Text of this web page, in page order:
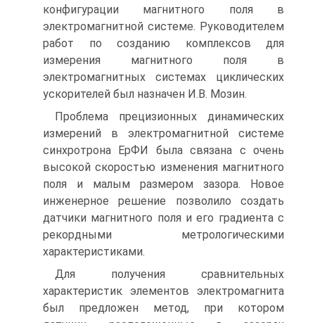
конфигурации магнитного поля в
электромагнитной системе. Руководителем
работ по созданию комплексов для
измерения магнитного поля в
электромагнитных системах циклических
ускорителей был назначен И.В. Мозин.
Проблема прецизионных динамических
измерений в электромагнитной системе
синхротрона ЕрФИ была связана с очень
высокой скоростью изменения магнитного
поля и малым размером зазора. Новое
инженерное решение позволило создать
датчики магнитного поля и его градиента с
рекордными метрологическими
характеристиками.
Для получения сравнительных
характеристик элементов электромагнита
был предложен метод, при котором